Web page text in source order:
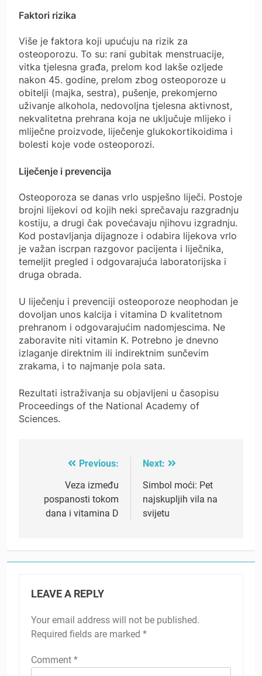
Faktori rizika
Više je faktora koji upućuju na rizik za
osteoporozu. To su: rani gubitak menstruacije,
vitka tjelesna građa, prelom kod lakše ozljede
nakon 45. godine, prelom zbog osteoporoze u
obitelji (majka, sestra), pušenje, prekomjerno
uživanje alkohola, nedovoljna tjelesna aktivnost,
nekvalitetna prehrana koja ne uključuje mlijeko i
mliječne proizvode, liječenje glukokortikoidima i
bolesti koje vode osteoporozi.
Liječenje i prevencija
Osteoporoza se danas vrlo uspješno liječi. Postoje
brojni lijekovi od kojih neki sprečavaju razgradnju
kostiju, a drugi čak povećavaju njihovu izgradnju.
Kod postavljanja dijagnoze i odabira lijekova vrlo
je važan iscrpan razgovor pacijenta i liječnika,
temeljit pregled i odgovarajuća laboratorijska i
druga obrada.
U liječenju i prevenciji osteoporoze neophodan je
dovoljan unos kalcija i vitamina D kvalitetnom
prehranom i odgovarajućim nadomjescima. Ne
zaboravite niti vitamin K. Potrebno je dnevno
izlaganje direktnim ili indirektnim sunčevim
zrakama, i to najmanje pola sata.
Rezultati istraživanja su objavljeni u časopisu
Proceedings of the National Academy of
Sciences.
navigation
Previous:
Veza između
pospanosti tokom
dana i vitamina D
Next:
Simbol moći: Pet
najskupljih vila na
svijetu
LEAVE A REPLY
Your email address will not be published.
Required fields are marked *
Comment *